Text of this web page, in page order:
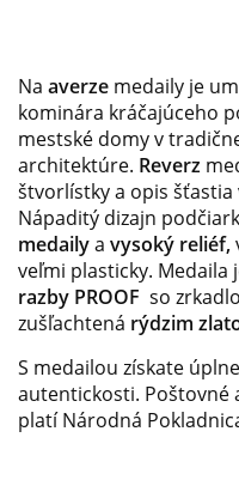
Na averze medaily je
kominára kráčajúceho
mestské domy v
architektúre. Reverz
štvorlístky a opis šťastia
Nápaditý dizajn
medailya vysoký reliéf,
veľmi plasticky. Medaila
razby PROOF so
zušľachtená rýdzim
S medailou získate úplne
autentickosti. Poštovné
platí Národná